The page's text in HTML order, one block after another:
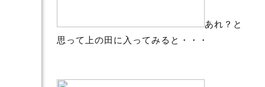
あれ？と
思って上の田に入ってみると・・・